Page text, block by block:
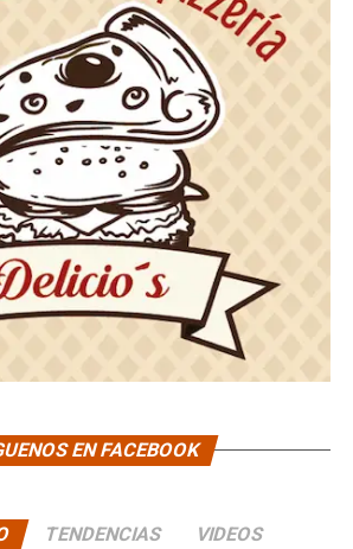
EN FACEBOOK
TENDENCIAS VIDEOS